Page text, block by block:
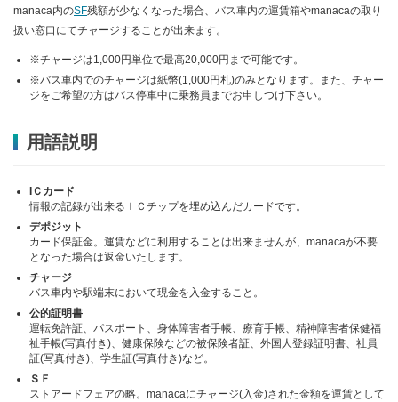
manaca内のSF残額が少なくなった場合、バス車内の運賃箱やmanacaの取り
扱い窓口にてチャージすることが出来ます。
※チャージは1,000円単位で最高20,000円まで可能です。
※バス車内でのチャージは紙幣(1,000円札)のみとなります。また、チャー
ジをご希望の方はバス停車中に乗務員までお申しつけ下さい。
用語説明
IＣカード
情報の記録が出来るＩＣチップを埋め込んだカードです。
デポジット
カード保証金。運賃などに利用することは出来ませんが、manacaが不要
となった場合は返金いたします。
チャージ
バス車内や駅端末において現金を入金すること。
公的証明書
運転免許証、パスポート、身体障害者手帳、療育手帳、精神障害者保健福
祉手帳(写真付き)、健康保険などの被保険者証、外国人登録証明書、社員
証(写真付き)、学生証(写真付き)など。
ＳＦ
ストアードフェアの略。manacaにチャージ(入金)された金額を運賃として